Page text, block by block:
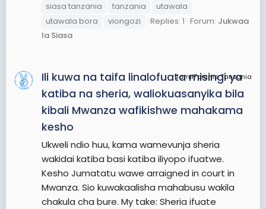
siasa tanzania
tanzania
utawala
utawala bora
viongozi Replies: 1 Forum: Jukwaa
la Siasa
JamiiForums Tanzania
Ili kuwa na taifa linalofuata misingi ya
katiba na sheria, waliokuasanyika bila
kibali Mwanza wafikishwe mahakama
kesho
Ukweli ndio huu, kama wamevunja sheria
wakidai katiba basi katiba iliyopo ifuatwe.
Kesho Jumatatu wawe arraigned in court in
Mwanza. Sio kuwakaalisha mahabusu wakila
chakula cha bure. My take: Sheria ifuate